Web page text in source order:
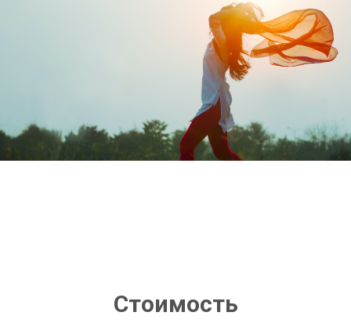
Стоимость